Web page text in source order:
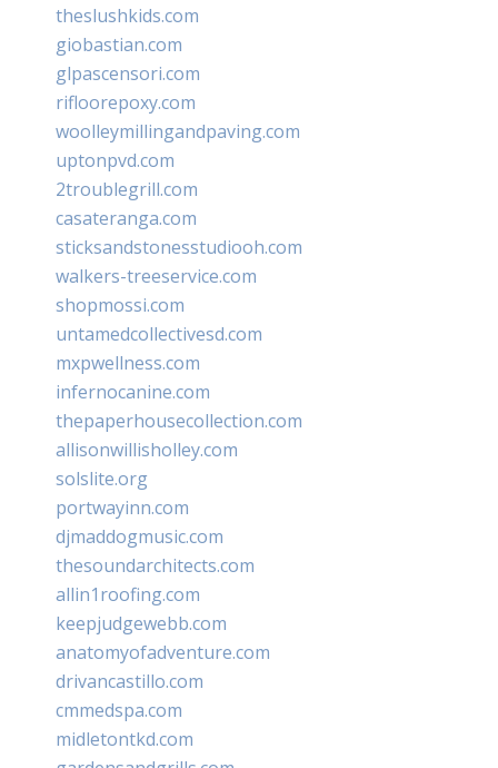
theslushkids.com
giobastian.com
glpascensori.com
rifloorepoxy.com
woolleymillingandpaving.com
uptonpvd.com
2troublegrill.com
casateranga.com
sticksandstonesstudiooh.com
walkers-treeservice.com
shopmossi.com
untamedcollectivesd.com
mxpwellness.com
infernocanine.com
thepaperhousecollection.com
allisonwillisholley.com
solslite.org
portwayinn.com
djmaddogmusic.com
thesoundarchitects.com
allin1roofing.com
keepjudgewebb.com
anatomyofadventure.com
drivancastillo.com
cmmedspa.com
midletontkd.com